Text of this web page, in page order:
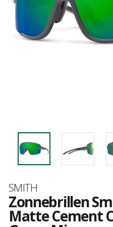
Merk
SMITH
Zonnebrillen
Matte Cement